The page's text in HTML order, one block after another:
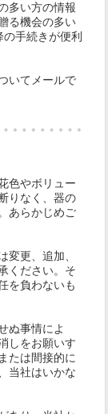
多い方の情報
る機会の多い
手続きが便利
いてメールで
色やボリュー
りなく、器の
あらかじめご
変更、追加、
ください。そ
を負わないも
ぬ事情によ
しをお願いす
たは間接的に
当社はいかな